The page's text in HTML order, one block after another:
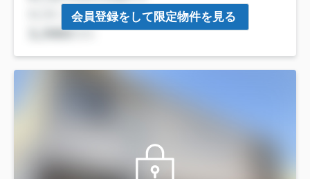
会員登録をして限定物件を見る